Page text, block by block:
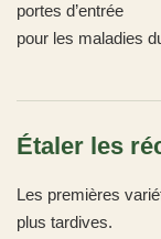
portes d’entrée
pour les maladies
Étaler les
Les premières
plus tardives.